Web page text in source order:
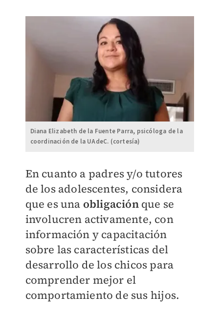
Diana Elizabeth de la Fuente Parra, psicóloga de la
coordinación de la UAdeC. (cortesía)
En cuanto a padres y/o tutores
de los adolescentes, considera
que es una obligación que se
involucren activamente, con
información y capacitación
sobre las características del
desarrollo de los chicos para
comprender mejor el
comportamiento de sus hijos.